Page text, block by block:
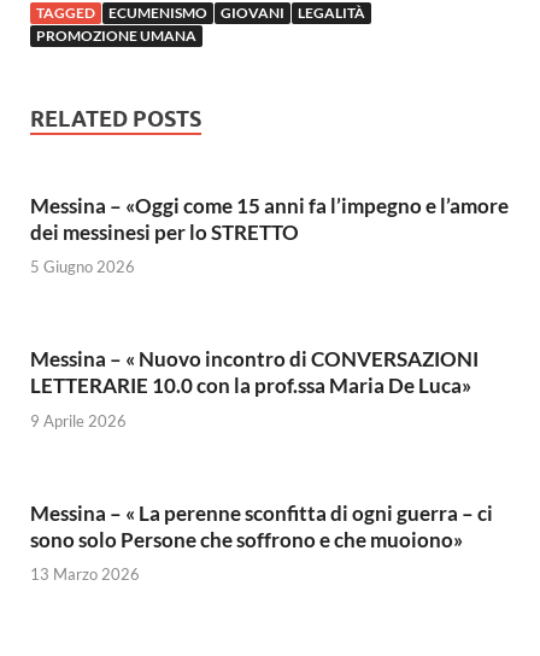
TAGGED ECUMENISMO GIOVANI
LEGALITÀ
PROMOZIONE UMANA
RELATED POSTS
Messina – «Oggi come 15 anni fa l’impegno e l’amore
dei messinesi per lo STRETTO
5 Giugno 2026
Messina – « Nuovo incontro di CONVERSAZIONI
LETTERARIE 10.0 con la prof.ssa Maria De Luca»
9 Aprile 2026
Messina – « La perenne sconfitta di ogni guerra – ci
sono solo Persone che soffrono e che muoiono»
13 Marzo 2026